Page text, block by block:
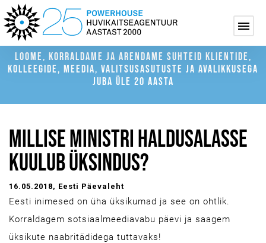
LOOME, KORRALDAME JA ARENDAME SUHTEID KLIENTIDE,
KOLLEEGIDE, MEEDIA, VALITSUSASUTUSTE JA AVALIKKUSEGA
JUBA ÜLE 20 AASTA
MILLISE MINISTRI HALDUSALASSE
KUULUB ÜKSINDUS?
16.05.2018, Eesti Päevaleht
Eesti inimesed on üha üksikumad ja see on ohtlik.
Korraldagem sotsiaalmeediavabu päevi ja saagem
üksikute naabritädidega tuttavaks!